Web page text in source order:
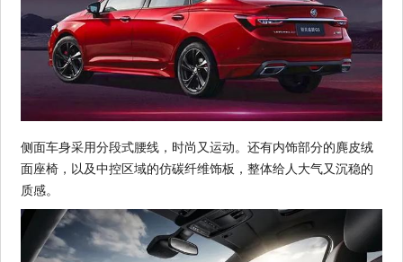
侧面车身采用分段式腰线，时尚又运动。还有内饰部分的麂皮绒
面座椅，以及中控区域的仿碳纤维饰板，整体给人大气又沉稳的
质感。